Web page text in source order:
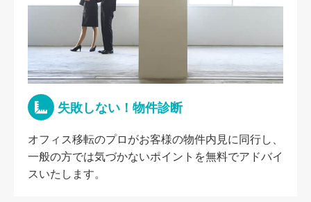
失敗しない！物件診断
オフィス移転のプロがお客様の物件内見に同行し、
一般の方では気づかないポイントを無料でアドバイ
スいたします。